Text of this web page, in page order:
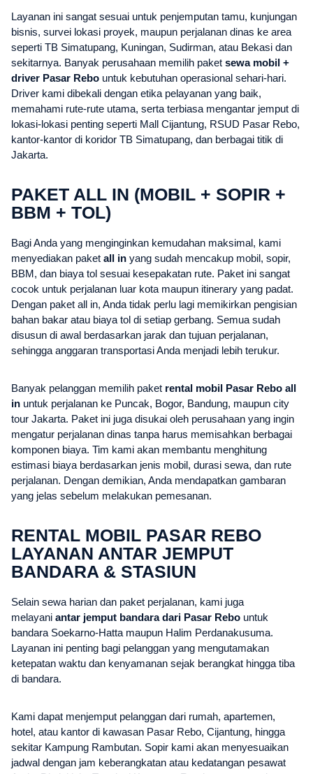
Layanan ini sangat sesuai untuk penjemputan tamu, kunjungan
bisnis, survei lokasi proyek, maupun perjalanan dinas ke area
seperti TB Simatupang, Kuningan, Sudirman, atau Bekasi dan
sekitarnya. Banyak perusahaan memilih paket sewa mobil +
driver Pasar Rebo untuk kebutuhan operasional sehari-hari.
Driver kami dibekali dengan etika pelayanan yang baik,
memahami rute-rute utama, serta terbiasa mengantar jemput di
lokasi-lokasi penting seperti Mall Cijantung, RSUD Pasar Rebo,
kantor-kantor di koridor TB Simatupang, dan berbagai titik di
Jakarta.
PAKET ALL IN (MOBIL + SOPIR +
BBM + TOL)
Bagi Anda yang menginginkan kemudahan maksimal, kami
menyediakan paket all in yang sudah mencakup mobil, sopir,
BBM, dan biaya tol sesuai kesepakatan rute. Paket ini sangat
cocok untuk perjalanan luar kota maupun itinerary yang padat.
Dengan paket all in, Anda tidak perlu lagi memikirkan pengisian
bahan bakar atau biaya tol di setiap gerbang. Semua sudah
disusun di awal berdasarkan jarak dan tujuan perjalanan,
sehingga anggaran transportasi Anda menjadi lebih terukur.
Banyak pelanggan memilih paket rental mobil Pasar Rebo all
in untuk perjalanan ke Puncak, Bogor, Bandung, maupun city
tour Jakarta. Paket ini juga disukai oleh perusahaan yang ingin
mengatur perjalanan dinas tanpa harus memisahkan berbagai
komponen biaya. Tim kami akan membantu menghitung
estimasi biaya berdasarkan jenis mobil, durasi sewa, dan rute
perjalanan. Dengan demikian, Anda mendapatkan gambaran
yang jelas sebelum melakukan pemesanan.
RENTAL MOBIL PASAR REBO
LAYANAN ANTAR JEMPUT
BANDARA & STASIUN
Selain sewa harian dan paket perjalanan, kami juga
melayani antar jemput bandara dari Pasar Rebo untuk
bandara Soekarno-Hatta maupun Halim Perdanakusuma.
Layanan ini penting bagi pelanggan yang mengutamakan
ketepatan waktu dan kenyamanan sejak berangkat hingga tiba
di bandara.
Kami dapat menjemput pelanggan dari rumah, apartemen,
hotel, atau kantor di kawasan Pasar Rebo, Cijantung, hingga
sekitar Kampung Rambutan. Sopir kami akan menyesuaikan
jadwal dengan jam keberangkatan atau kedatangan pesawat